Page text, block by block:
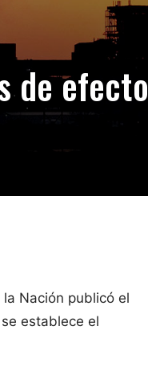
de efecto
Nación publicó el
establece el